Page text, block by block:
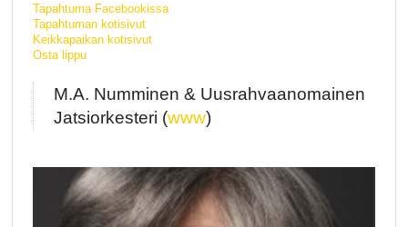
Tapahtuma Facebookissa
Tapahtuman kotisivut
Keikkapaikan kotisivut
Osta lippu
M.A. Numminen & Uusrahvaanomainen
Jatsiorkesteri (www)